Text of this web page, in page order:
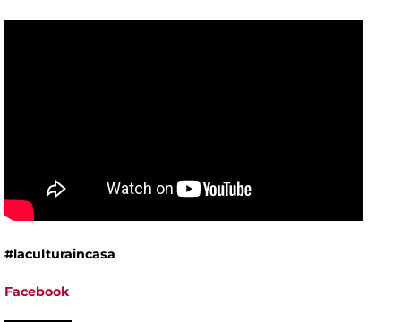
#laculturaincasa
Facebook